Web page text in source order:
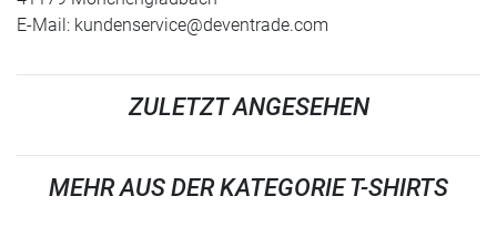
E-Mail: kundenservice@deventrade.com
ZULETZT ANGESEHEN
MEHR AUS DER KATEGORIE T-SHIRTS